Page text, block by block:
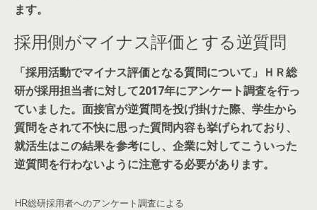
ます。
採用側がマイナス評価とする逆質問
「採用活動でマイナス評価となる質問について」ＨＲ総
研が採用担当者に対して2017年にアンケート調査を行っ
ていました。面接官が逆質問を投げ掛けた際、学生から
質問をされて不快に思った質問内容も挙げられており、
就活生はこの結果を参考にし、企業に対してこういった
逆質問を行わないように注意する必要があります。
HR総研採用者へのアンケート調査による